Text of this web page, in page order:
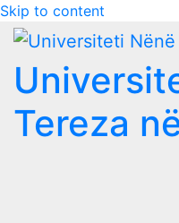
Skip to content
Tereza